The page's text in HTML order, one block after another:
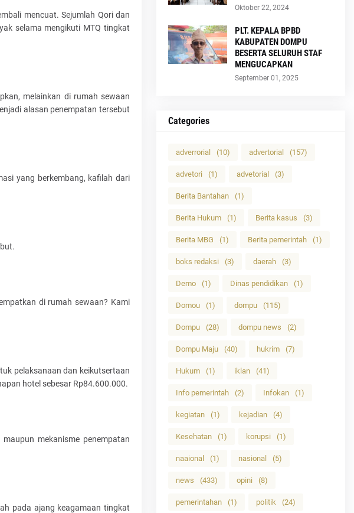
mencuat. Sejumlah Qori dan
selama mengikuti MTQ tingkat
melainkan di rumah sewaan
alasan penempatan tersebut
yang berkembang, kafilah dari
di rumah sewaan? Kami
pelaksanaan dan keikutsertaan
hotel sebesar Rp84.600.000.
mekanisme penempatan
pada ajang keagamaan tingkat
Oktober 22, 2024
PLT. KEPALA BPBD
KABUPATEN DOMPU
BESERTA SELURUH STAF
MENGUCAPKAN
September 01, 2025
Categories
adverrorial (10) advertorial (157)
advetori (1) advetorial (3)
Berita Bantahan (1)
Berita Hukum (1) Berita kasus (3)
Berita MBG (1) Berita pemerintah (1)
boks redaksi (3) daerah (3)
Demo (1) Dinas pendidikan (1)
Domou (1) dompu (115)
Dompu (28) dompu news (2)
Dompu Maju (40) hukrim (7)
Hukum (1) iklan (41)
Info pemerintah (2) Infokan (1)
kegiatan (1) kejadian (4)
Kesehatan (1) korupsi (1)
naaional (1) nasional (5)
news (433) opini (8)
pemerintahan (1) politik (24)